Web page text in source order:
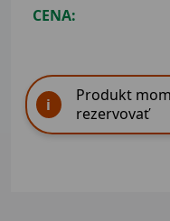
CENA:
Produkt
rezervovať